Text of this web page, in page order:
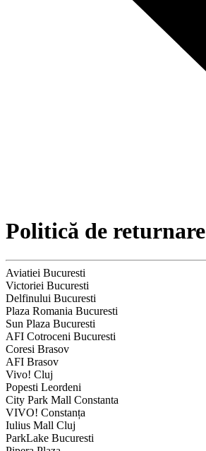
Politică de returnare
Aviatiei Bucuresti
Victoriei Bucuresti
Delfinului Bucuresti
Plaza Romania Bucuresti
Sun Plaza Bucuresti
AFI Cotroceni Bucuresti
Coresi Brasov
AFI Brasov
Vivo! Cluj
Popesti Leordeni
City Park Mall Constanta
VIVO! Constanța
Iulius Mall Cluj
ParkLake Bucuresti